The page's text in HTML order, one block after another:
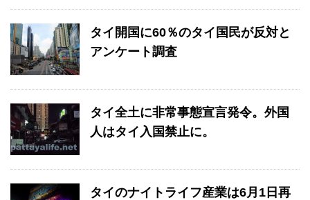
タイ開国に60％のタイ国民が反対と
アンケート調査
タイ全土に非常事態宣言発令。外国
人はタイ入国禁止に。
タイのナイトライフ産業は6月1日再